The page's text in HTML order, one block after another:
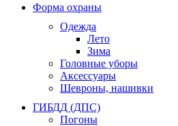
Форма охраны
Одежда
Лето
Зима
Головные уборы
Аксессуары
Шевроны, нашивки
ГИБДД (ДПС)
Погоны